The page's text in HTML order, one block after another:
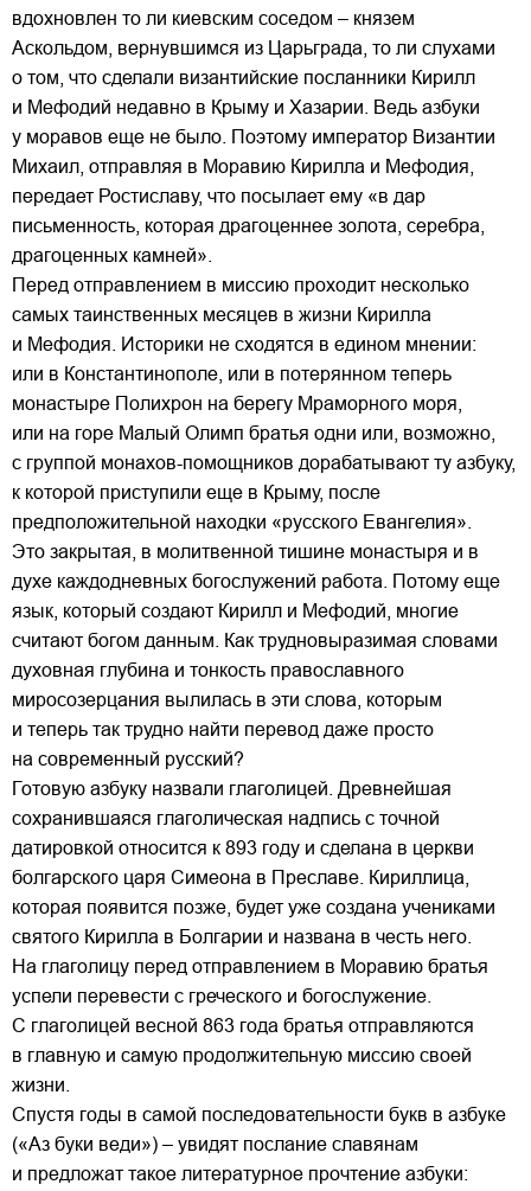
вдохновлен то ли киевским соседом – князем
Аскольдом, вернувшимся из Царьграда, то ли слухами
о том, что сделали византийские посланники Кирилл
и Мефодий недавно в Крыму и Хазарии. Ведь азбуки
у моравов еще не было. Поэтому император Византии
Михаил, отправляя в Моравию Кирилла и Мефодия,
передает Ростиславу, что посылает ему «в дар
письменность, которая драгоценнее золота, серебра,
драгоценных камней».
Перед отправлением в миссию проходит несколько
самых таинственных месяцев в жизни Кирилла
и Мефодия. Историки не сходятся в едином мнении:
или в Константинополе, или в потерянном теперь
монастыре Полихрон на берегу Мраморного моря,
или на горе Малый Олимп братья одни или, возможно,
с группой монахов-помощников дорабатывают ту азбуку,
к которой приступили еще в Крыму, после
предположительной находки «русского Евангелия».
Это закрытая, в молитвенной тишине монастыря и в
духе каждодневных богослужений работа. Потому еще
язык, который создают Кирилл и Мефодий, многие
считают богом данным. Как трудновыразимая словами
духовная глубина и тонкость православного
миросозерцания вылилась в эти слова, которым
и теперь так трудно найти перевод даже просто
на современный русский?
Готовую азбуку назвали глаголицей. Древнейшая
сохранившаяся глаголическая надпись с точной
датировкой относится к 893 году и сделана в церкви
болгарского царя Симеона в Преславе. Кириллица,
которая появится позже, будет уже создана учениками
святого Кирилла в Болгарии и названа в честь него.
На глаголицу перед отправлением в Моравию братья
успели перевести с греческого и богослужение.
С глаголицей весной 863 года братья отправляются
в главную и самую продолжительную миссию своей
жизни.
Спустя годы в самой последовательности букв в азбуке
(«Аз буки веди») – увидят послание славянам
и предложат такое литературное прочтение азбуки: